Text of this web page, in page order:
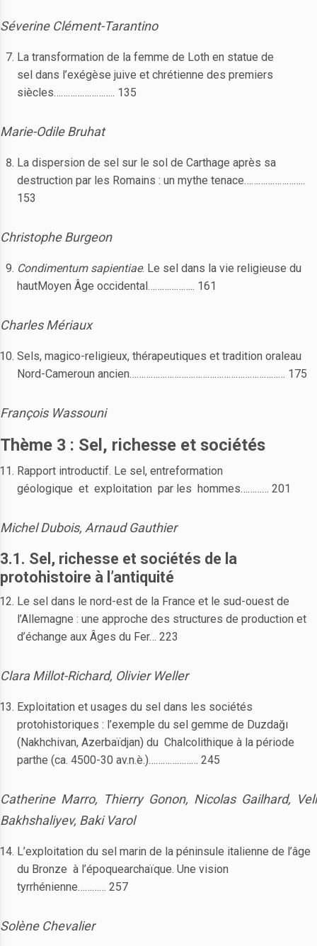
Séverine Clément-Tarantino
La transformation de la femme de Loth en statue de
sel dans l’exégèse juive et chrétienne des premiers
siècles…………………….. 135
Marie-Odile Bruhat
La dispersion de sel sur le sol de Carthage après sa
destruction par les Romains : un mythe tenace……………………..
153
Christophe Burgeon
Condimentum sapientiae. Le sel dans la vie religieuse du
hautMoyen Âge occidental……………….. 161
Charles Mériaux
Sels, magico-religieux, thérapeutiques et tradition oraleau
Nord-Cameroun ancien………………………………………………………… 175
François Wassouni
Thème 3 : Sel, richesse et sociétés
Rapport introductif. Le sel, entreformation
géologique et exploitation par les hommes………… 201
Michel Dubois, Arnaud Gauthier
3.1. Sel, richesse et sociétés de la
protohistoire à l’antiquité
Le sel dans le nord-est de la France et le sud-ouest de
l’Allemagne : une approche des structures de production et
d’échange aux Âges du Fer… 223
Clara Millot-Richard, Olivier Weller
Exploitation et usages du sel dans les sociétés
protohistoriques : l’exemple du sel gemme de Duzdağı
(Nakhchivan, Azerbaïdjan) du Chalcolithique à la période
parthe (ca. 4500-30 av.n.è.)………………… 245
Catherine Marro, Thierry Gonon, Nicolas Gailhard, Veli
Bakhshaliyev, Baki Varol
L’exploitation du sel marin de la péninsule italienne de l’âge
du Bronze à l’époquearchaïque. Une vision
tyrrhénienne………… 257
Solène Chevalier